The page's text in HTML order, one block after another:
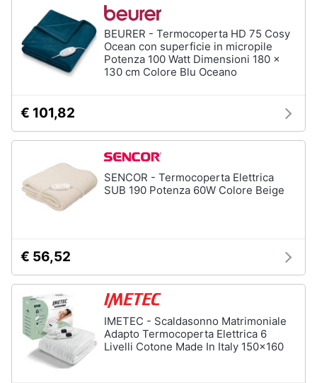
BEURER - Termocoperta HD 75 Cosy
Ocean con superficie in micropile
Potenza 100 Watt Dimensioni 180 x
130 cm Colore Blu Oceano
€ 101,82
SENCOR - Termocoperta Elettrica
SUB 190 Potenza 60W Colore Beige
€ 56,52
IMETEC - Scaldasonno Matrimoniale
Adapto Termocoperta Elettrica 6
Livelli Cotone Made In Italy 150x160